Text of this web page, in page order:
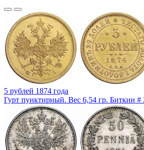
5 рублей 1874 года
Гурт пунктирный. Вес 6,54 гр. Биткин #